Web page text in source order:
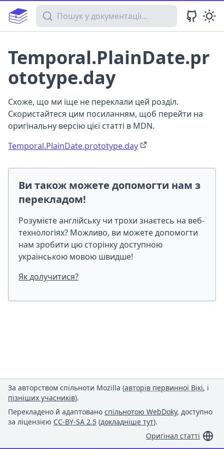
Пошук у документації
Temporal.PlainDate.pr
ototype.day
Схоже, що ми іще не переклали цей розділ.
Скористайтеся цим посиланням, щоб перейти на
оригінальну версію цієї статті в MDN.
Temporal.PlainDate.prototype.day
Ви також можете допомогти нам з
перекладом!
Розумієте англійську чи трохи знаєтесь на веб-
технологіях? Можливо, ви можете допомогти
нам зробити цю сторінку доступною
українською мовою швидше!
Як долучитися?
За авторством спільноти Mozilla (авторів первинної Вікі, і
пізніших учасників).
Перекладено й адаптовано спільнотою WebDoky, доступно
за ліцензією CC-BY-SA 2.5 (докладніше тут).
Оригінал статті